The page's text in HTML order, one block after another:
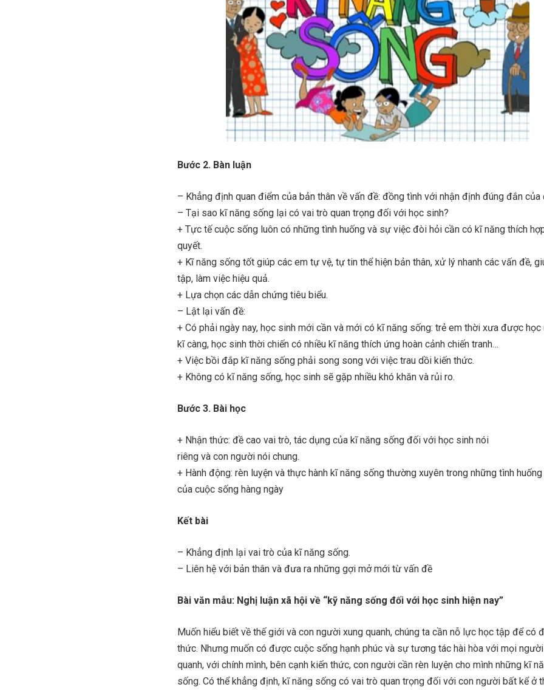
Bước 2. Bàn luận
– Khẳng định quan điểm của bản thân về vấn đề: đồng tình với nhận định đúng đắn của
– Tại sao kĩ năng sống lại có vai trò quan trọng đối với học sinh?
+ Tực tế cuộc sống luôn có những tình huống và sự việc đòi hỏi cần có kĩ năng thích
quyết.
+ Kĩ năng sống tốt giúp các em tự vệ, tự tin thể hiện bản thân, xử lý nhanh các vấn đề,
tập, làm việc hiệu quả.
+ Lựa chọn các dẫn chứng tiêu biểu.
– Lật lại vấn đề:
+ Có phải ngày nay, học sinh mới cần và mới có kĩ năng sống: trẻ em thời xưa được
kĩ càng, học sinh thời chiến có nhiều kĩ năng thích ứng hoàn cảnh chiến tranh…
+ Việc bồi đắp kĩ năng sống phải song song với việc trau dồi kiến thức.
+ Không có kĩ năng sống, học sinh sẽ gặp nhiều khó khăn và rủi ro.
Bước 3. Bài học
+ Nhận thức: đề cao vai trò, tác dụng của kĩ năng sống đối với học sinh nói
riêng và con người nói chung.
+ Hành động: rèn luyện và thực hành kĩ năng sống thường xuyên trong những tình
của cuộc sống hàng ngày
Kết bài
– Khẳng định lại vai trò của kĩ năng sống.
– Liên hệ với bản thân và đưa ra những gợi mở mới từ vấn đề
Bài văn mẫu: Nghị luận xã hội về “kỹ năng sống đối với học sinh hiện nay”
Muốn hiểu biết về thế giới và con người xung quanh, chúng ta cần nỗ lực học tập để có
thức. Nhưng muốn có được cuộc sống hạnh phúc và sự tương tác hài hòa với mọi
quanh, với chính mình, bên cạnh kiến thức, con người cần rèn luyện cho mình những kĩ
sống. Có thể khẳng định, kĩ năng sống có vai trò quan trọng đối với con người bất kể ở